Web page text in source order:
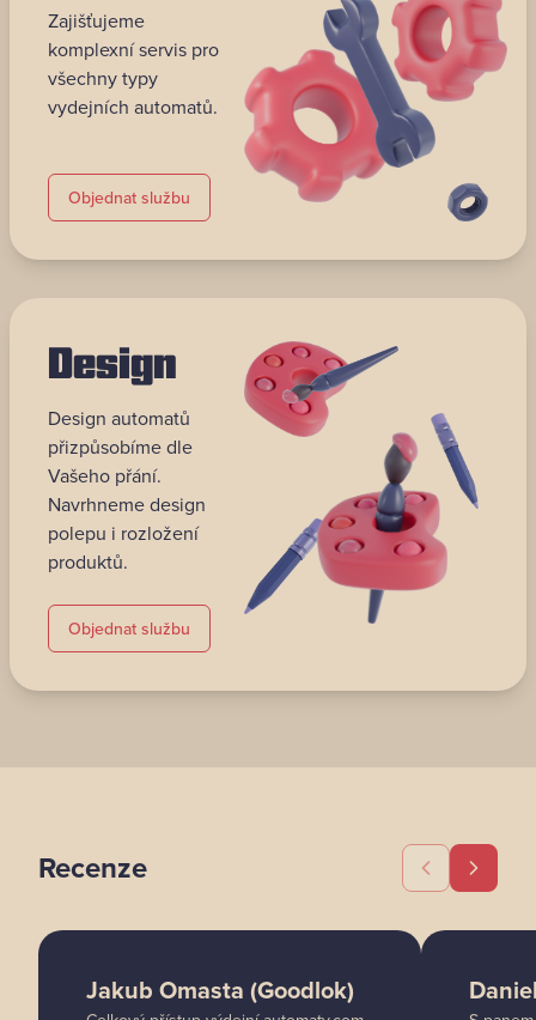
Zajišťujeme
komplexní servis pro
všechny typy
vydejních automatů.
Objednat službu
Design
Design automatů
přizpůsobíme dle
Vašeho přání.
Navrhneme design
polepu i rozložení
produktů.
Objednat službu
Recenze
Jakub Omasta (Goodlok)